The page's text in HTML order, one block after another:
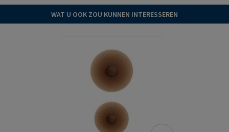
WAT U OOK ZOU KUNNEN INTERESSEREN